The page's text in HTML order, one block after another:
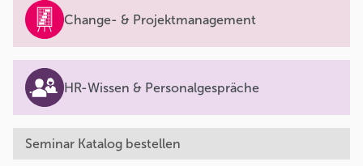
Change- & Projektmanagement
HR-Wissen & Personalgespräche
Seminar Katalog bestellen